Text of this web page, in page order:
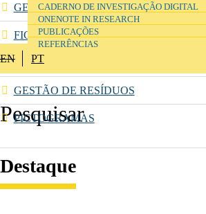
CADERNO DE INVESTIGAÇÃO DIGITAL
ONENOTE IN RESEARCH
PUBLICAÇÕES
REFERÊNCIAS
EN PT
GERADOR DE RÓTULOS DE
FICHAS DE DADOS DE SEGURANÇA
FRASES H E P
GESTÃO DE RESÍDUOS
PICTOGRAMAS
Destaque